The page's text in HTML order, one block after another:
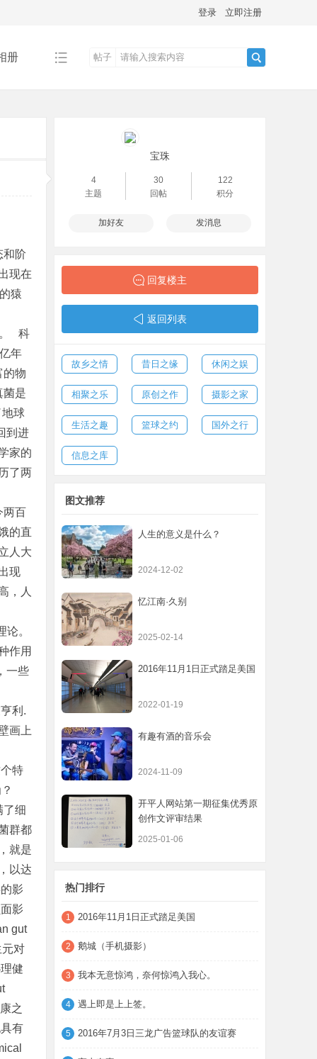
登录 立即注册
册 帖子
和阶
现在
猿
。 科
年
的物
菌是
球
到进
家的
了两
两百
的直
人大
现
，人
。
作用
一些
利.
画上
特
了细
群都
就是
以达
影
影
gut
元对
健
之
有
宝珠
4
主题
30
回帖
122
积分
加好友 发消息
回复楼主
返回列表
故乡之情 昔日之缘 休闲之娱
相聚之乐 原创之作 摄影之家
生活之趣 篮球之约 国外之行
信息之库
图文推荐
人生的意义是什么？
2024-12-02
忆江南·久别
2025-02-14
2016年11月1日正式踏足美国
2022-01-19
有趣有酒的音乐会
2024-11-09
开平人网站第一期征集优秀原
创作文评审结果
2025-01-06
热门排行
1 2016年11月1日正式踏足美国
2 鹅城（手机摄影）
3 我本无意惊鸿，奈何惊鸿入我心。
4 遇上即是上上签。
5 2016年7月3日三龙广告篮球队的友谊赛